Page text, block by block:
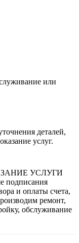
или
деталей,
услуг.
УСЛУГИ
подписания
и оплаты счета,
ремонт,
обслуживание